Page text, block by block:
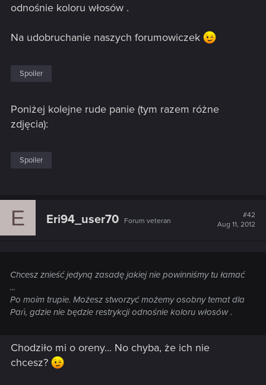
odnośnie koloru włosów .
Na udobruchanie naszych forumowiczek
Spoiler
Poniżej kolejne rude panie (tym razem różne
zdjęcia):
Spoiler
E Eri94_user70 Forum veteran
#42
Aug 11, 2012
Chcesz znieść jedyną zasadę jakiej nie powinniśmy tu łamać
...
Po moim trupie. Możesz stworzyć możemy osobny temat dla
Pań, gdzie nie będzie restrykcji odnośnie koloru włosów .
Chodziło mi o oreny... No chyba, że ich nie
chcesz?